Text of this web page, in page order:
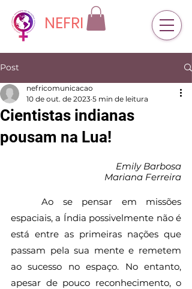
NEFRI
Post
Cientistas indianas
pousam na Lua!
nefricomunicacao
10 de out. de 2023 5 min de leitura
Emily Barbosa
Mariana Ferreira
	Ao se pensar em missões
espaciais, a Índia possivelmente não é
está entre as primeiras nações que
passam pela sua mente e remetem
ao sucesso no espaço. No entanto,
apesar de pouco reconhecimento, o